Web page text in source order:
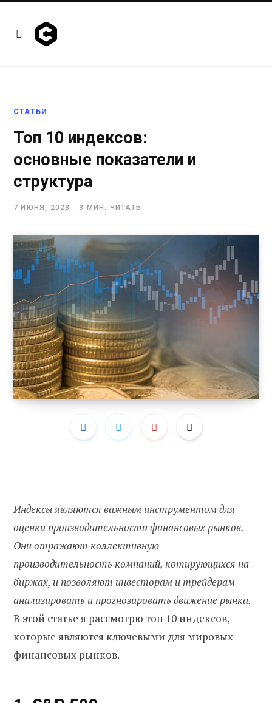
СТАТЬИ
Топ 10 индексов:
основные показатели и
структура
7 ИЮНЯ, 2023 3 МИН. ЧИТАТЬ
Индексы являются важным инструментом для
оценки производительности финансовых рынков.
Они отражают коллективную
производительность компаний, котирующихся на
биржах, и позволяют инвесторам и трейдерам
анализировать и прогнозировать движение рынка.
В этой статье я рассмотрю топ 10 индексов,
которые являются ключевыми для мировых
финансовых рынков.